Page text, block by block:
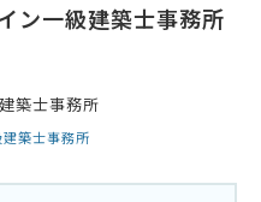
ン一級建築士事務所
築士事務所